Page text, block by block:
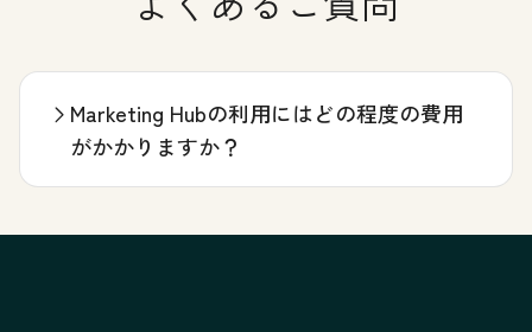
Marketing Hubの利用にはどの程度の費用
がかかりますか？